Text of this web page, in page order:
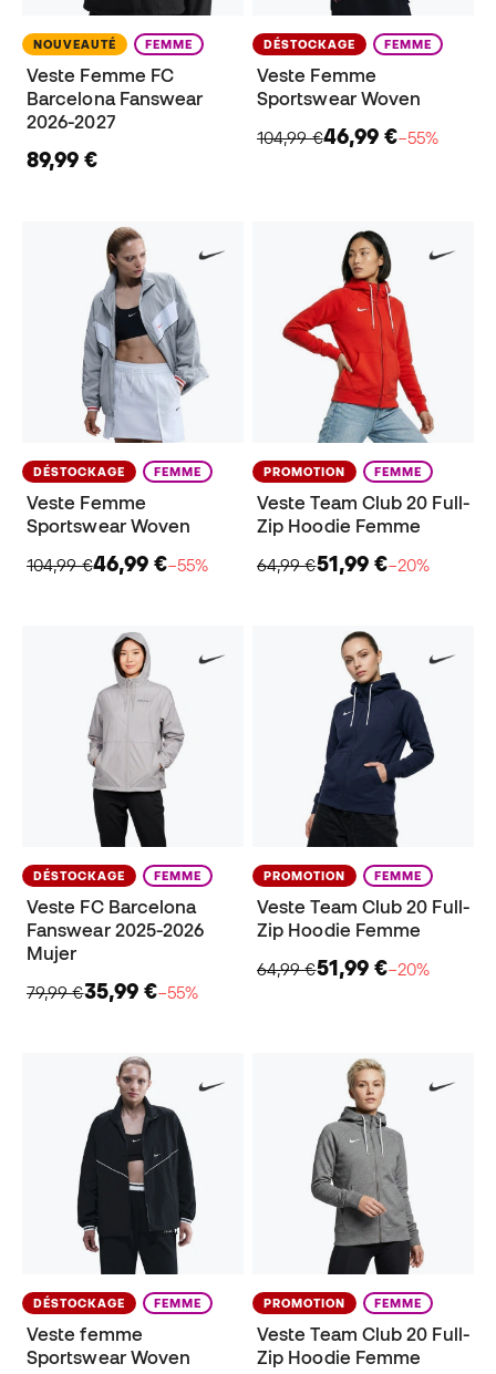
NOUVEAUTÉ FEMME
Veste Femme FC
Barcelona Fanswear
2026-2027
89,99 €
DÉSTOCKAGE FEMME
Veste Femme
Sportswear Woven
104,99 €46,99 €−55%
DÉSTOCKAGE FEMME
Veste Femme
Sportswear Woven
104,99 €46,99 €−55%
PROMOTION FEMME
Veste Team Club 20 Full-
Zip Hoodie Femme
64,99 €51,99 €−20%
DÉSTOCKAGE FEMME
Veste FC Barcelona
Fanswear 2025-2026
Mujer
79,99 €35,99 €−55%
PROMOTION FEMME
Veste Team Club 20 Full-
Zip Hoodie Femme
64,99 €51,99 €−20%
DÉSTOCKAGE FEMME
Veste femme
Sportswear Woven
PROMOTION FEMME
Veste Team Club 20 Full-
Zip Hoodie Femme